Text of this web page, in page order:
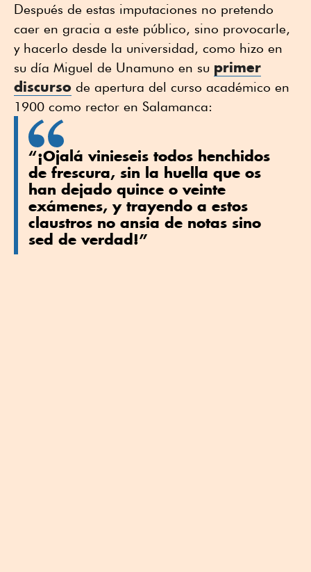
Después de estas imputaciones no pretendo
caer en gracia a este público, sino provocarle,
y hacerlo desde la universidad, como hizo en
su día Miguel de Unamuno en su primer
discurso de apertura del curso académico en
1900 como rector en Salamanca:
“¡Ojalá vinieseis todos henchidos
de frescura, sin la huella que os
han dejado quince o veinte
exámenes, y trayendo a estos
claustros no ansia de notas sino
sed de verdad!”